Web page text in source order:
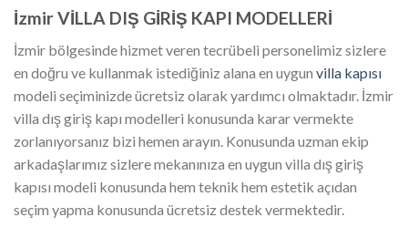
İzmir VİLLA DIŞ GİRİŞ KAPI MODELLERİ
İzmir bölgesinde hizmet veren tecrübeli personelimiz sizlere
en doğru ve kullanmak istediğiniz alana en uygun villa kapısı
modeli seçiminizde ücretsiz olarak yardımcı olmaktadır. İzmir
villa dış giriş kapı modelleri konusunda karar vermekte
zorlanıyorsanız bizi hemen arayın. Konusunda uzman ekip
arkadaşlarımız sizlere mekanınıza en uygun villa dış giriş
kapısı modeli konusunda hem teknik hem estetik açıdan
seçim yapma konusunda ücretsiz destek vermektedir.